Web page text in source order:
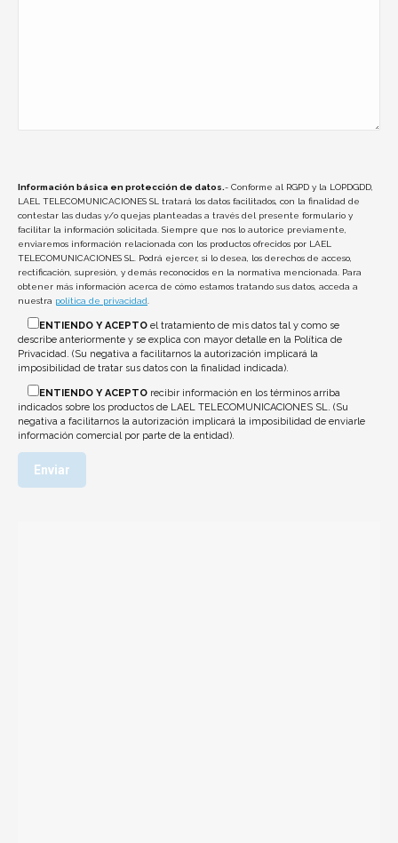
Información básica en protección de datos.- Conforme al RGPD y la LOPDGDD,
LAEL TELECOMUNICACIONES SL tratará los datos facilitados, con la finalidad de
contestar las dudas y/o quejas planteadas a través del presente formulario y
facilitar la información solicitada. Siempre que nos lo autorice previamente,
enviaremos información relacionada con los productos ofrecidos por LAEL
TELECOMUNICACIONES SL. Podrá ejercer, si lo desea, los derechos de acceso,
rectificación, supresión, y demás reconocidos en la normativa mencionada. Para
obtener más información acerca de cómo estamos tratando sus datos, acceda a
nuestra política de privacidad.
ENTIENDO Y ACEPTO el tratamiento de mis datos tal y como se
describe anteriormente y se explica con mayor detalle en la Política de
Privacidad. (Su negativa a facilitarnos la autorización implicará la
imposibilidad de tratar sus datos con la finalidad indicada).
ENTIENDO Y ACEPTO recibir información en los términos arriba
indicados sobre los productos de LAEL TELECOMUNICACIONES SL. (Su
negativa a facilitarnos la autorización implicará la imposibilidad de enviarle
información comercial por parte de la entidad).